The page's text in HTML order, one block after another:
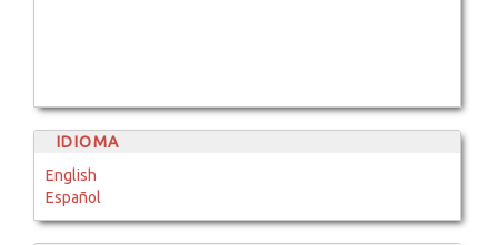
IDIOMA
English
Español